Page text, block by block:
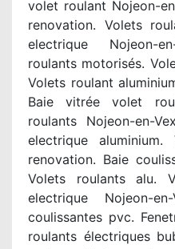
volet roulant Nojeon-
renovation. Volets
electrique Nojeon-
roulants motorisés.
Volets roulant
Baie vitrée volet
roulants Nojeon-en-
electrique
renovation. Baie
Volets roulants alu.
electrique Nojeon-
coulissantes pvc.
roulants électriques